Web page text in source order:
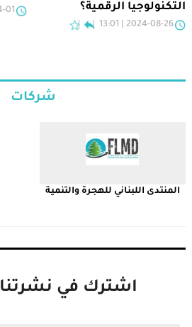
التكنولوجيا الرقمية؟
2024-08-26 | 13:01
شركات
المنتدى اللبناني للهجرة والتنمية
اشترك في نشرتنا